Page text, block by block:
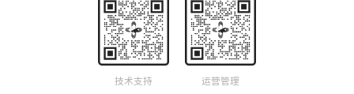
技术支持 运营管理